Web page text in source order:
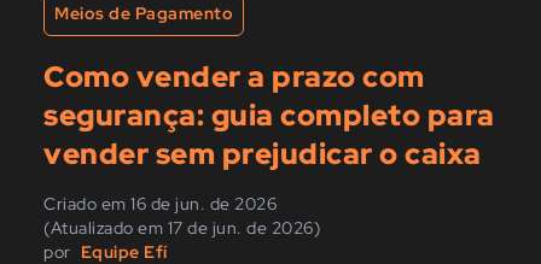
Meios de Pagamento
Como vender a prazo com
segurança: guia completo para
vender sem prejudicar o caixa
Criado em 16 de jun. de 2026
(Atualizado em 17 de jun. de 2026)
por Equipe Efí